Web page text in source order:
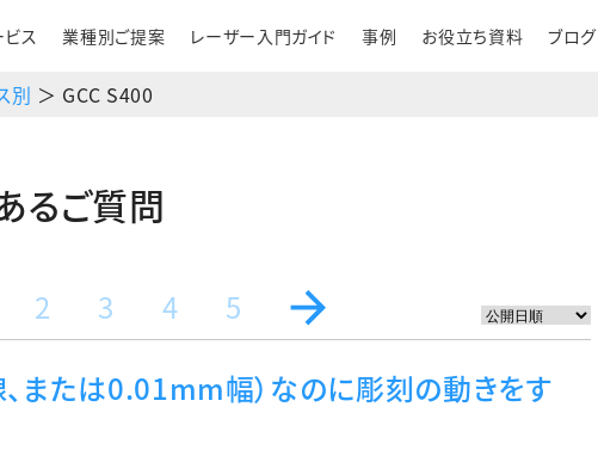
ビス 業種別ご提案 レーザー入門ガイド 事例 お役立ち資料 ブログ
別 ＞ GCC S400
るご質問
2 3 4
5
、または0.01mm幅）なのに彫刻の動きをす